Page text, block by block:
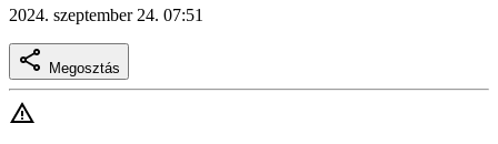
2024. szeptember 24. 07:51
Megosztás